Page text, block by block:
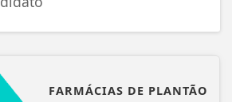
FARMÁCIAS DE PLANTÃO